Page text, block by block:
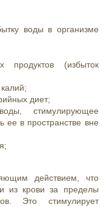
воды в организме
продуктов (избыток
диет;
стимулирующее
ее в пространстве вне
действием, что
из крови за пределы
Это стимулирует